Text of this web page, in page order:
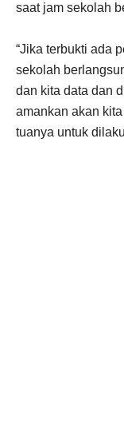
saat jam sekolah
“Jika terbukti ada
sekolah
dan kita data dan
amankan akan
tuanya untuk